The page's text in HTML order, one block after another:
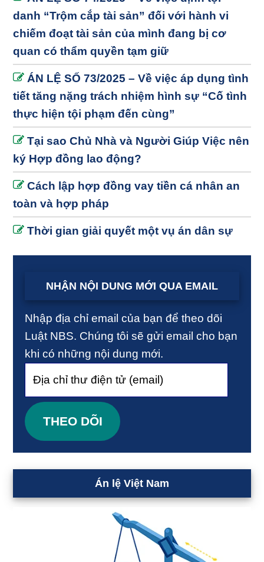
danh “Trộm cắp tài sản” đối với hành vi
chiếm đoạt tài sản của mình đang bị cơ
quan có thẩm quyền tạm giữ
ÁN LỆ SỐ 73/2025 – Về việc áp dụng tình
tiết tăng nặng trách nhiệm hình sự “Cố tình
thực hiện tội phạm đến cùng”
Tại sao Chủ Nhà và Người Giúp Việc nên
ký Hợp đồng lao động?
Cách lập hợp đồng vay tiền cá nhân an
toàn và hợp pháp
Thời gian giải quyết một vụ án dân sự
NHẬN NỘI DUNG MỚI QUA EMAIL
Nhập địa chỉ email của bạn để theo dõi
Luật NBS. Chúng tôi sẽ gửi email cho bạn
khi có những nội dung mới.
thư
điện
tử
THEO DÕI
Án lệ Việt Nam